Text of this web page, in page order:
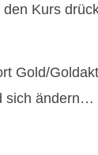
Kurs
Gold/
sich ändern…